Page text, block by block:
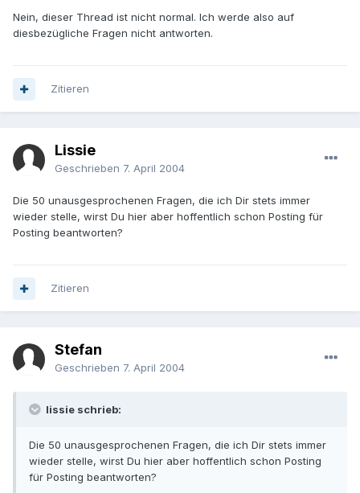
Nein, dieser Thread ist nicht normal. Ich werde also auf
diesbezügliche Fragen nicht antworten.
Zitieren
Lissie
Geschrieben 7. April 2004
Die 50 unausgesprochenen Fragen, die ich Dir stets immer
wieder stelle, wirst Du hier aber hoffentlich schon Posting für
Posting beantworten?
Zitieren
Stefan
Geschrieben 7. April 2004
lissie schrieb:
Die 50 unausgesprochenen Fragen, die ich Dir stets immer
wieder stelle, wirst Du hier aber hoffentlich schon Posting
für Posting beantworten?